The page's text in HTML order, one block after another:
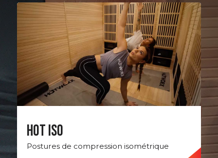
Hot ISO
Postures de compression isométrique